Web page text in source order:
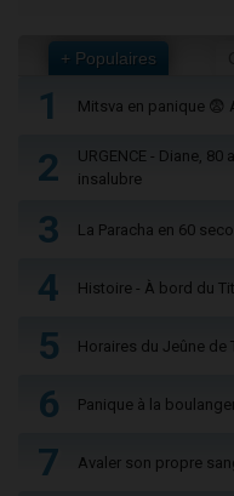
+ Populaires
1 Mitsva en panique 😨
2
URGENCE - Diane,
insalubre
3 La Paracha en 60
4 Histoire - À bord du
5 Horaires du Jeûne de
6 Panique à la
7 Avaler son propre